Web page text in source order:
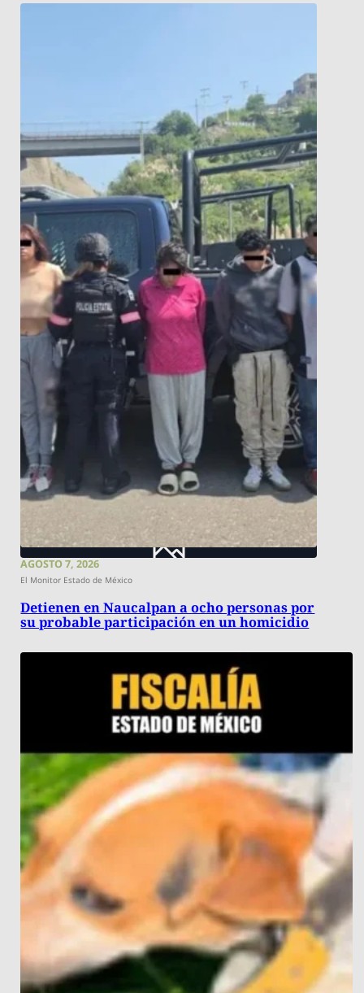
AGOSTO 7, 2026
El Monitor Estado de México
Detienen en Naucalpan a ocho personas por
su probable participación en un homicidio